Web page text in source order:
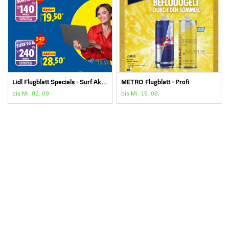
Lidl Flugblatt Specials - Surf Aktion
bis Mi. 02. 09.
METRO Flugblatt - Profi
bis Mi. 19. 08.